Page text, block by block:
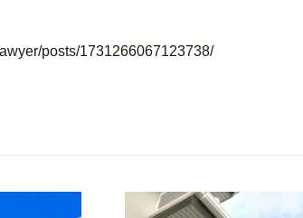
posts/1731266067123738/